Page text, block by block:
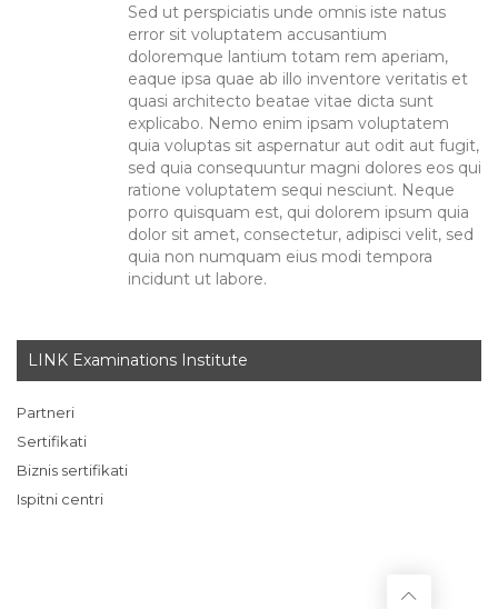
Sed ut perspiciatis unde omnis iste natus
error sit voluptatem accusantium
doloremque lantium totam rem aperiam,
eaque ipsa quae ab illo inventore veritatis et
quasi architecto beatae vitae dicta sunt
explicabo. Nemo enim ipsam voluptatem
quia voluptas sit aspernatur aut odit aut fugit,
sed quia consequuntur magni dolores eos qui
ratione voluptatem sequi nesciunt. Neque
porro quisquam est, qui dolorem ipsum quia
dolor sit amet, consectetur, adipisci velit, sed
quia non numquam eius modi tempora
incidunt ut labore.
LINK Examinations Institute
Partneri
Sertifikati
Biznis sertifikati
Ispitni centri